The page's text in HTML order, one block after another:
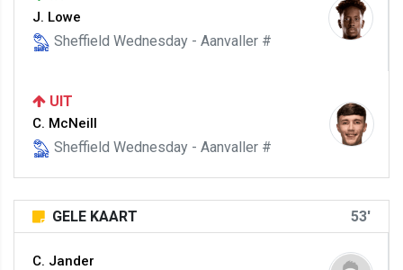
J. Lowe
Sheffield Wednesday - Aanvaller #
UIT
C. McNeill
Sheffield Wednesday - Aanvaller #
GELE KAART 53'
C. Jander